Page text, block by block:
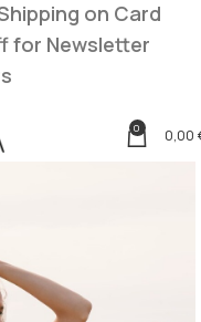
0 0,00
on Card
for Newsletter